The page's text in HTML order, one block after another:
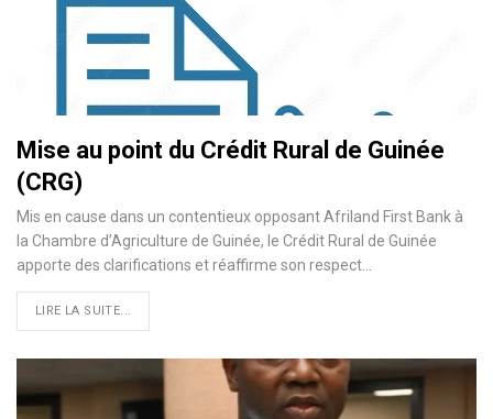
Mise au point du Crédit Rural de Guinée
(CRG)
Mis en cause dans un contentieux opposant Afriland First Bank à
la Chambre d’Agriculture de Guinée, le Crédit Rural de Guinée
apporte des clarifications et réaffirme son respect…
LIRE LA SUITE...